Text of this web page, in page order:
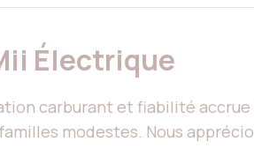
Électrique
carburant et fiabilité
modestes. Nous